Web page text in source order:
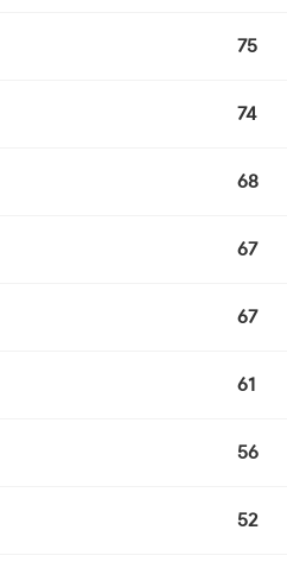
75
74
68
67
67
61
56
52